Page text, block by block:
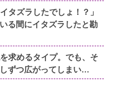
タズラしたでしょ！？」
る間にイタズラしたと勘
求めるタイプ。でも、そ
ずつ広がってしまい…